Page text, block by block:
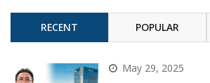
RECENT POPULAR
May 29, 2025